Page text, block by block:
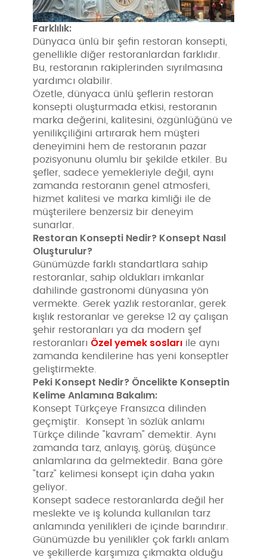
Farklılık:
Dünyaca ünlü bir şefin restoran konsepti,
genellikle diğer restoranlardan farklıdır.
Bu, restoranın rakiplerinden sıyrılmasına
yardımcı olabilir.
Özetle, dünyaca ünlü şeflerin restoran
konsepti oluşturmada etkisi, restoranın
marka değerini, kalitesini, özgünlüğünü ve
yenilikçiliğini artırarak hem müşteri
deneyimini hem de restoranın pazar
pozisyonunu olumlu bir şekilde etkiler. Bu
şefler, sadece yemekleriyle değil, aynı
zamanda restoranın genel atmosferi,
hizmet kalitesi ve marka kimliği ile de
müşterilere benzersiz bir deneyim
sunarlar.
Restoran Konsepti Nedir? Konsept Nasıl
Oluşturulur?
Günümüzde farklı standartlara sahip
restoranlar, sahip oldukları imkanlar
dahilinde gastronomi dünyasına yön
vermekte. Gerek yazlık restoranlar, gerek
kışlık restoranlar ve gerekse 12 ay çalışan
şehir restoranları ya da modern şef
restoranları Özel yemek sosları ile aynı
zamanda kendilerine has yeni konseptler
geliştirmekte.
Peki Konsept Nedir? Öncelikte Konseptin
Kelime Anlamına Bakalım:
Konsept Türkçeye Fransızca dilinden
geçmiştir. Konsept ’in sözlük anlamı
Türkçe dilinde "kavram" demektir. Aynı
zamanda tarz, anlayış, görüş, düşünce
anlamlarına da gelmektedir. Bana göre
"tarz" kelimesi konsept için daha yakın
geliyor.
Konsept sadece restoranlarda değil her
meslekte ve iş kolunda kullanılan tarz
anlamında yenilikleri de içinde barındırır.
Günümüzde bu yenilikler çok farklı anlam
ve şekillerde karşımıza çıkmakta olduğu